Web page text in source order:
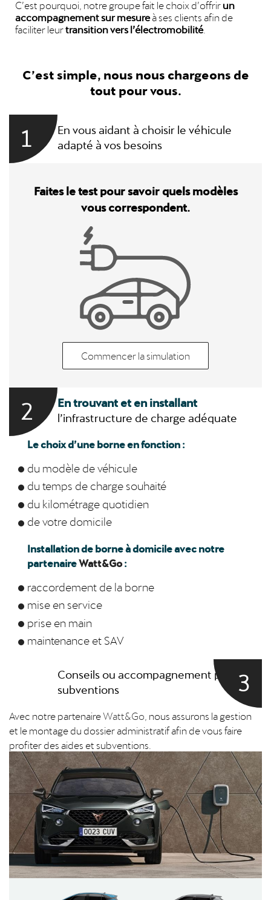
C’est pourquoi, notre groupe fait le choix d’offrirun
accompagnement sur mesureà ses clients afin de
faciliter leurtransition vers l’électromobilité.
C’est simple, nous nous chargeons de
tout pour vous.
1
En vous aidant à choisir le véhicule
adapté à vos besoins
Faites le test pour savoir quels modèles
vous correspondent.
Commencer la simulation
2 En trouvant et en installant
l’infrastructure de charge adéquate
Le choix d’une borne en fonction :
du modèle de véhicule
du temps de charge souhaité
du kilométrage quotidien
de votre domicile
Installation de borne à domicile avec notre
partenaireWatt&Go:
raccordement de la borne
mise en service
prise en main
maintenance et SAV
3
Conseils ou accompagnement pour les
subventions
Avec notre partenaireWatt&Go, nous assurons la gestion
et le montage du dossier administratif afin de vous faire
profiter des aides et subventions.